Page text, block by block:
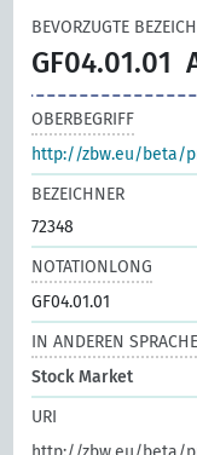
BEVORZUGTE
GF04.01.01
OBERBEGRIFF
http://zbw.eu/beta/
BEZEICHNER
72348
NOTATIONLONG
GF04.01.01
IN ANDEREN
Stock Market
URI